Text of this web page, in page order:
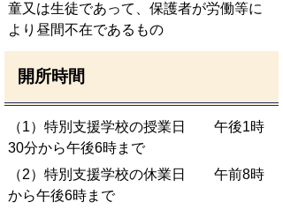
童又は生徒であって、保護者が労働等に
より昼間不在であるもの
開所時間
（1）特別支援学校の授業日 午後1時
30分から午後6時まで
（2）特別支援学校の休業日 午前8時
から午後6時まで